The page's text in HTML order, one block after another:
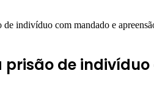
indivíduo com mandado e
prisão de